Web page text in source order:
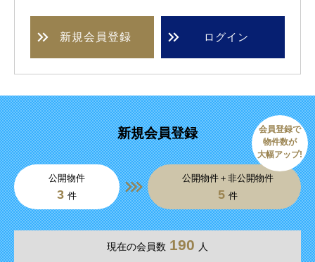
新規会員登録 ログイン
新規会員登録
公開物件
3 件
公開物件＋非公開物件
5 件
会員登録で
物件数が
大幅アップ!
現在の会員数 190 人